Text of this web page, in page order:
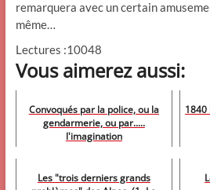
remarquera avec un certain
même…
Lectures :10048
Vous aimerez aussi:
Convoqués par la police, ou la
gendarmerie, ou par.....
l'imagination
1840
Les "trois derniers grands